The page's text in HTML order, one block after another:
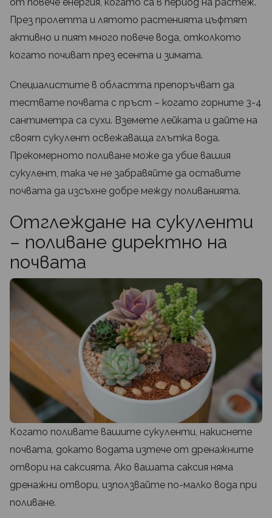
През пролетта и лятото растенията цъфтят
активно и пият много повече вода, отколкото
когато почиват през есента и зимата.
Специалистите в областта препоръчват да
тествате почвата с пръст – когато горните 3-4
сантиметра са сухи. Вземете лейката и дайте на
своят сукулент освежаваща глътка вода.
Прекомерното поливане може да убие вашия
сукулент, така че не забравяйте да оставите
почвата да изсъхне добре между поливанията.
Отглеждане на сукуленти
– поливане директно на
почвата
Когато поливате вашите сукуленти, накиснете
почвата, докато водата изтече от дренажните
отвори на саксията. Ако вашата саксия няма
дренажни отвори, използвайте по-малко вода при
поливане.